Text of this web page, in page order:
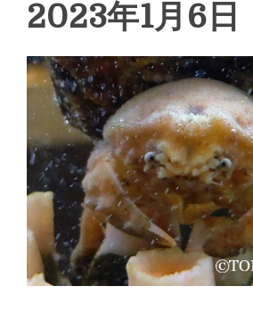
2023年1月6日